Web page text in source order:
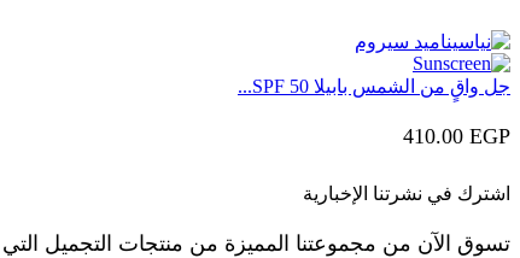
جل واقٍ من الشمس بابيلا SPF 50...
410.00 EGP
اشترك في نشرتنا الإخبارية
تسوق الآن من مجموعتنا المميزة من منتجات التجميل